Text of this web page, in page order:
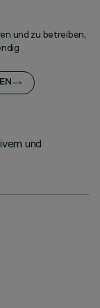
und zu betreiben,
und